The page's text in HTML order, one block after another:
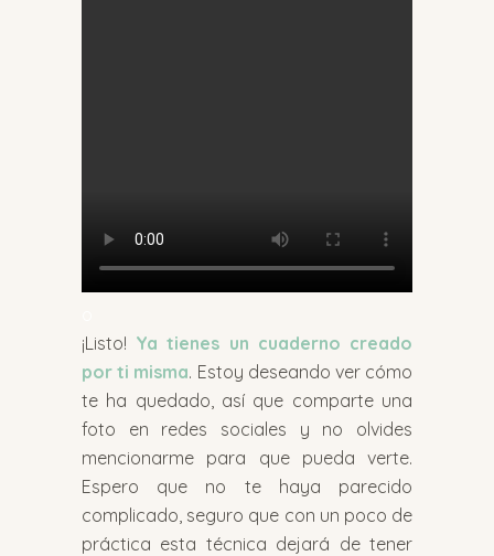
¡Listo! Ya tienes un cuaderno creado
por ti misma. Estoy deseando ver cómo
te ha quedado, así que comparte una
foto en redes sociales y no olvides
mencionarme para que pueda verte.
Espero que no te haya parecido
complicado, seguro que con un poco de
práctica esta técnica dejará de tener